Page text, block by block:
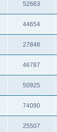
52663
44654
27848
46787
50925
74090
25507